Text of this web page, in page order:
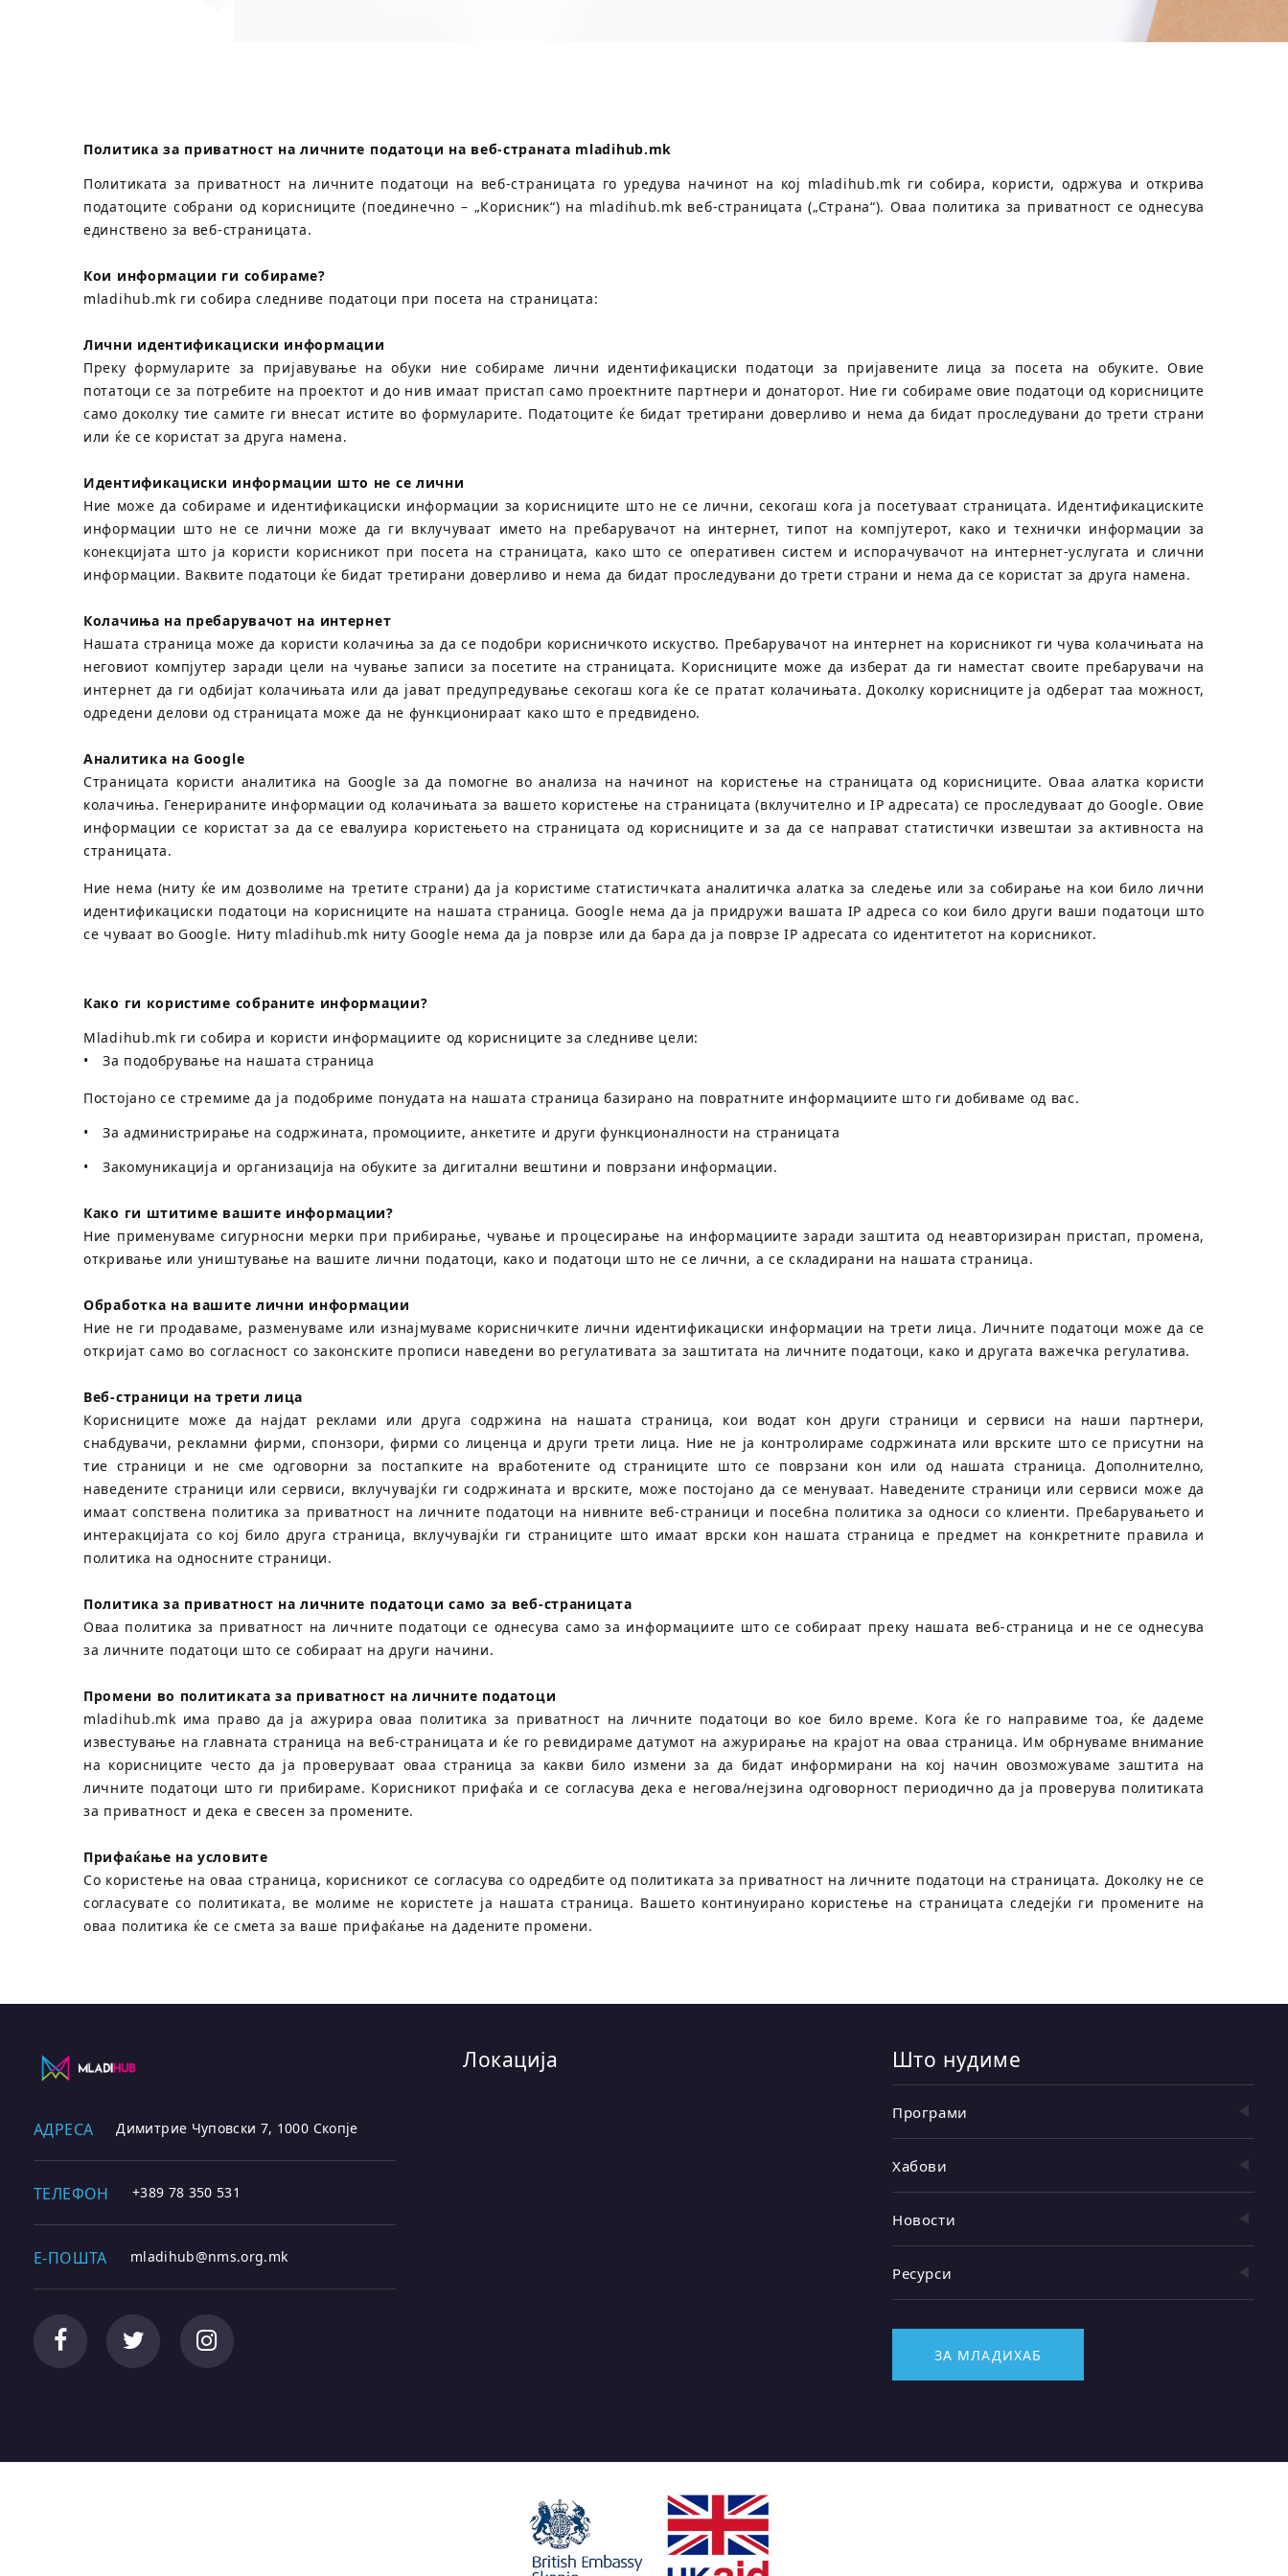
Политика за приватност на личните податоци на веб-страната mladihub.mk
Политиката за приватност на личните податоци на веб-страницата го уредува начинот на кој mladihub.mk ги собира, користи, одржува и открива
податоците собрани од корисниците (поединечно – „Корисник“) на mladihub.mk веб-страницата („Страна“). Оваа политика за приватност се однесува
единствено за веб-страницата.
Кои информации ги собираме?
mladihub.mk ги собира следниве податоци при посета на страницата:
Лични идентификациски информации
Преку формуларите за пријавување на обуки ние собираме лични идентификациски податоци за пријавените лица за посета на обуките. Овие
потатоци се за потребите на проектот и до нив имаат пристап само проектните партнери и донаторот. Ние ги собираме овие податоци од корисниците
само доколку тие самите ги внесат истите во формуларите. Податоците ќе бидат третирани доверливо и нема да бидат проследувани до трети страни
или ќе се користат за друга намена.
Идентификациски информации што не се лични
Ние може да собираме и идентификациски информации за корисниците што не се лични, секогаш кога ја посетуваат страницата. Идентификациските
информации што не се лични може да ги вклучуваат името на пребарувачот на интернет, типот на компјутерот, како и технички информации за
конекцијата што ја користи корисникот при посета на страницата, како што се оперативен систем и испорачувачот на интернет-услугата и слични
информации. Ваквите податоци ќе бидат третирани доверливо и нема да бидат проследувани до трети страни и нема да се користат за друга намена.
Колачиња на пребарувачот на интернет
Нашата страница може да користи колачиња за да се подобри корисничкото искуство. Пребарувачот на интернет на корисникот ги чува колачињата на
неговиот компјутер заради цели на чување записи за посетите на страницата. Корисниците може да изберат да ги наместат своите пребарувачи на
интернет да ги одбијат колачињата или да јават предупредување секогаш кога ќе се пратат колачињата. Доколку корисниците ја одберат таа можност,
одредени делови од страницата може да не функционираат како што е предвидено.
Аналитика на Google
Страницата користи аналитика на Google за да помогне во анализа на начинот на користење на страницата од корисниците. Оваа алатка користи
колачиња. Генерираните информации од колачињата за вашето користење на страницата (вклучително и IP адресата) се проследуваат до Google. Овие
информации се користат за да се евалуира користењето на страницата од корисниците и за да се направат статистички извештаи за активноста на
страницата.
Ние нема (ниту ќе им дозволиме на третите страни) да ја користиме статистичката аналитичка алатка за следење или за собирање на кои било лични
идентификациски податоци на корисниците на нашата страница. Google нема да ја придружи вашата IP адреса со кои било други ваши податоци што
се чуваат во Google. Ниту mladihub.mk ниту Google нема да ја поврзе или да бара да ја поврзе IP адресата со идентитетот на корисникот.
Како ги користиме собраните информации?
Mladihub.mk ги собира и користи информациите од корисниците за следниве цели:
• За подобрување на нашата страница
Постојано се стремиме да ја подобриме понудата на нашата страница базирано на повратните информациите што ги добиваме од вас.
• За администрирање на содржината, промоциите, анкетите и други функционалности на страницата
• Закомуникација и организација на обуките за дигитални вештини и поврзани информации.
Како ги штитиме вашите информации?
Ние применуваме сигурносни мерки при прибирање, чување и процесирање на информациите заради заштита од неавторизиран пристап, промена,
откривање или уништување на вашите лични податоци, како и податоци што не се лични, а се складирани на нашата страница.
Обработка на вашите лични информации
Ние не ги продаваме, разменуваме или изнајмуваме корисничките лични идентификациски информации на трети лица. Личните податоци може да се
откријат само во согласност со законските прописи наведени во регулативата за заштитата на личните податоци, како и другата важечка регулатива.
Веб-страници на трети лица
Корисниците може да најдат реклами или друга содржина на нашата страница, кои водат кон други страници и сервиси на наши партнери,
снабдувачи, рекламни фирми, спонзори, фирми со лиценца и други трети лица. Ние не ја контролираме содржината или врските што се присутни на
тие страници и не сме одговорни за постапките на вработените од страниците што се поврзани кон или од нашата страница. Дополнително,
наведените страници или сервиси, вклучувајќи ги содржината и врските, може постојано да се менуваат. Наведените страници или сервиси може да
имаат сопствена политика за приватност на личните податоци на нивните веб-страници и посебна политика за односи со клиенти. Пребарувањето и
интеракцијата со кој било друга страница, вклучувајќи ги страниците што имаат врски кон нашата страница е предмет на конкретните правила и
политика на односните страници.
Политика за приватност на личните податоци само за веб-страницата
Оваа политика за приватност на личните податоци се однесува само за информациите што се собираат преку нашата веб-страница и не се однесува
за личните податоци што се собираат на други начини.
Промени во политиката за приватност на личните податоци
mladihub.mk има право да ја ажурира оваа политика за приватност на личните податоци во кое било време. Кога ќе го направиме тоа, ќе дадеме
известување на главната страница на веб-страницата и ќе го ревидираме датумот на ажурирање на крајот на оваа страница. Им обрнуваме внимание
на корисниците често да ја проверуваат оваа страница за какви било измени за да бидат информирани на кој начин овозможуваме заштита на
личните податоци што ги прибираме. Корисникот прифаќа и се согласува дека е негова/нејзина одговорност периодично да ја проверува политиката
за приватност и дека е свесен за промените.
Прифаќање на условите
Со користење на оваа страница, корисникот се согласува со одредбите од политиката за приватност на личните податоци на страницата. Доколку не се
согласувате со политиката, ве молиме не користете ја нашата страница. Вашето континуирано користење на страницата следејќи ги промените на
оваа политика ќе се смета за ваше прифаќање на дадените промени.
АДРЕСА Димитрие Чуповски 7, 1000 Скопје
ТЕЛЕФОН +389 78 350 531
E-ПОШТА mladihub@nms.org.mk
Локација Што нудиме
Програми
Хабови
Новости
Ресурси
ЗА МЛАДИХАБ